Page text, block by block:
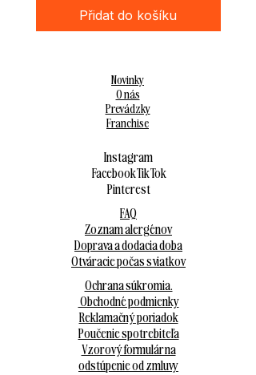
Přidat do košíku
Novinky
O nás
Prevádzky
Franchise
Instagram
FacebookTik Tok
Pinterest
FAQ
Zoznam alergénov
Doprava a dodacia doba
Otváracie počas sviatkov
Ochrana súkromia.
Obchodné podmienky
Reklamačný poriadok
Poučenie spotrebiteľa
Vzorový formulár na
odstúpenie od zmluvy